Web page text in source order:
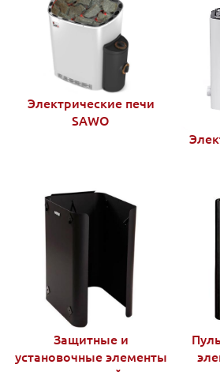
Электрические печи
SAWO
Защитные и
установочные элементы